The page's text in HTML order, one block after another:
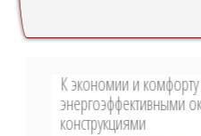
К экономии и
энергоэффективными
конструкциями